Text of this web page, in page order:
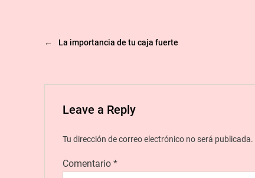
← La importancia de tu caja fuerte
Leave a Reply
Tu dirección de correo electrónico no será publicada.
Comentario *